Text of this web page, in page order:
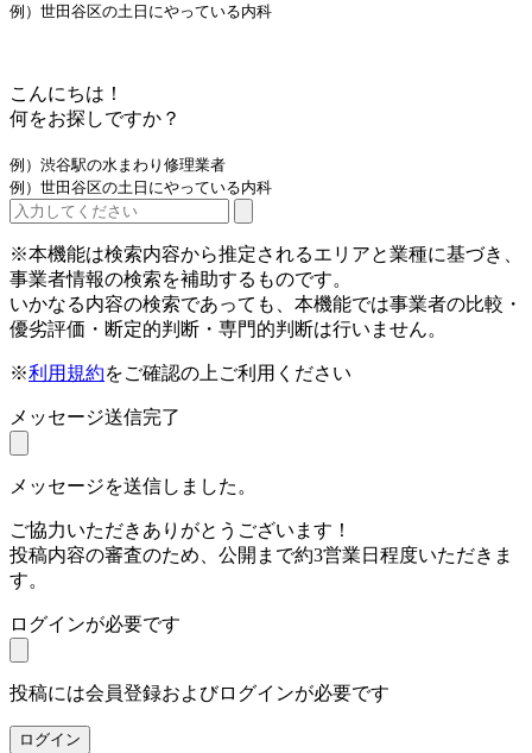
例）世田谷区の土日にやっている内科
こんにちは！
何をお探しですか？
例）渋谷駅の水まわり修理業者
例）世田谷区の土日にやっている内科
※本機能は検索内容から推定されるエリアと業種に基づき、
事業者情報の検索を補助するものです。
いかなる内容の検索であっても、本機能では事業者の比較・
優劣評価・断定的判断・専門的判断は行いません。
※利用規約をご確認の上ご利用ください
メッセージ送信完了
メッセージを送信しました。
ご協力いただきありがとうございます！
投稿内容の審査のため、公開まで約3営業日程度いただきま
す。
ログインが必要です
投稿には会員登録およびログインが必要です
ログイン